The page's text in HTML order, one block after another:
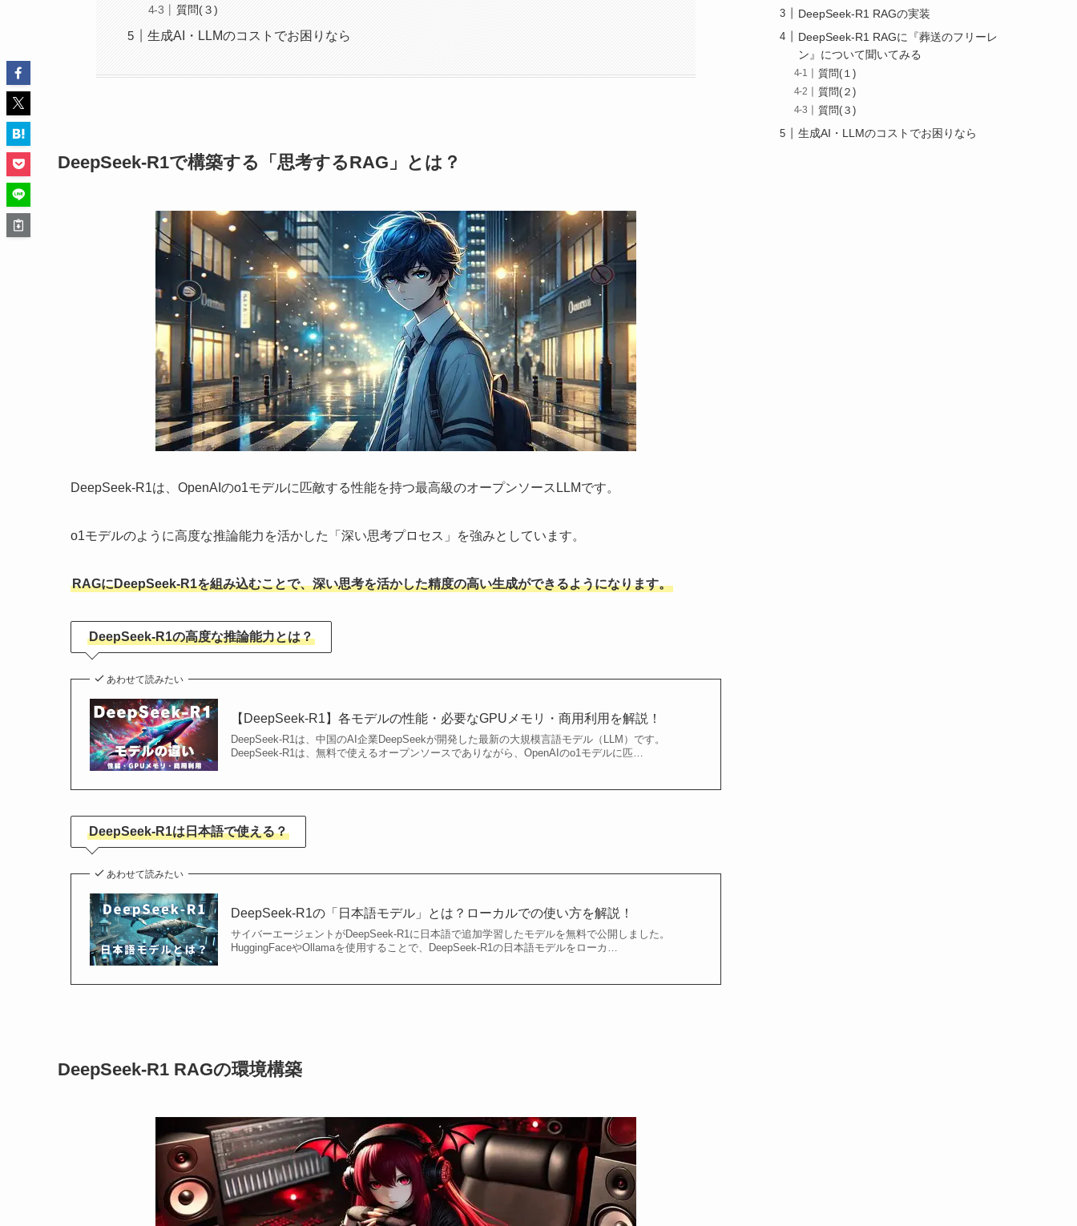
質問(３)
生成AI・LLMのコストでお困りなら
DeepSeek-R1で構築する「思考するRAG」とは？
DeepSeek-R1は、OpenAIのo1モデルに匹敵する性能を持つ最高級のオープンソースLLMです。
o1モデルのように高度な推論能力を活かした「深い思考プロセス」を強みとしています。
RAGにDeepSeek-R1を組み込むことで、深い思考を活かした精度の高い生成ができるようになります。
DeepSeek-R1の高度な推論能力とは？
あわせて読みたい
【DeepSeek-R1】各モデルの性能・必要なGPUメモリ・商用利用を解説！
DeepSeek-R1は、中国のAI企業DeepSeekが開発した最新の大規模言語モデル（LLM）です。
DeepSeek-R1は、無料で使えるオープンソースでありながら、OpenAIのo1モデルに匹…
DeepSeek-R1は日本語で使える？
あわせて読みたい
DeepSeek-R1の「日本語モデル」とは？ローカルでの使い方を解説！
サイバーエージェント⁠⁠がDeepSeek-R1に日本語で追加学習したモデルを無料で公開しました。
HuggingFaceやOllamaを使用することで、DeepSeek-R1の日本語モデルをローカ…
DeepSeek-R1 RAGの環境構築
DeepSeek-R1 RAGの実装
DeepSeek-R1 RAGに『葬送のフリーレ
ン』について聞いてみる
質問(１)
質問(２)
質問(３)
生成AI・LLMのコストでお困りなら